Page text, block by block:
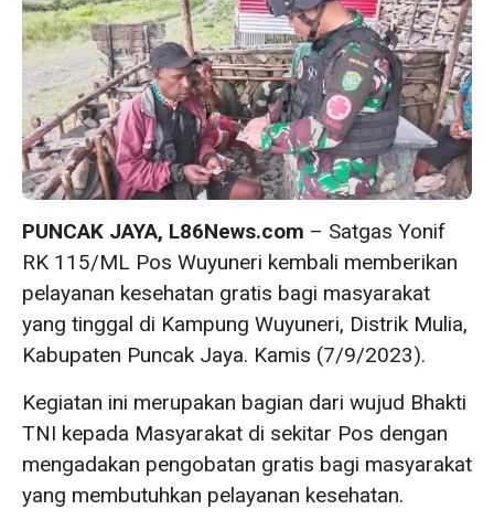
PUNCAK JAYA, L86News.com – Satgas Yonif
RK 115/ML Pos Wuyuneri kembali memberikan
pelayanan kesehatan gratis bagi masyarakat
yang tinggal di Kampung Wuyuneri, Distrik Mulia,
Kabupaten Puncak Jaya. Kamis (7/9/2023).
Kegiatan ini merupakan bagian dari wujud Bhakti
TNI kepada Masyarakat di sekitar Pos dengan
mengadakan pengobatan gratis bagi masyarakat
yang membutuhkan pelayanan kesehatan.